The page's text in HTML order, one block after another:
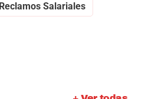
Reclamos Salariales